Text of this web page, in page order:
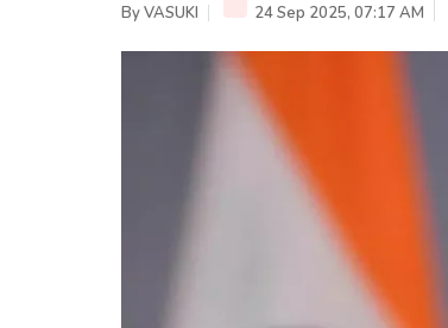
ByVASUKI 24 Sep 2025, 07:17 AM